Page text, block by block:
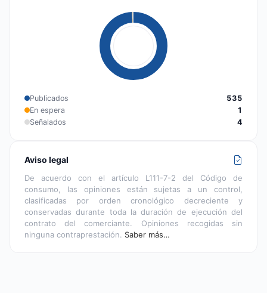
Publicados
535
En espera
1
Señalados
4
Aviso legal
De acuerdo con el artículo L111-7-2 del Código de
consumo, las opiniones están sujetas a un control,
clasificadas por orden cronológico decreciente y
conservadas durante toda la duración de ejecución del
contrato del comerciante. Opiniones recogidas sin
ninguna contraprestación. Saber más…